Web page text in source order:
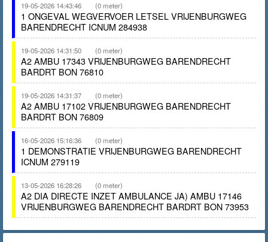
19-05-2026 14:43:46 (0 meter)
1 ONGEVAL WEGVERVOER LETSEL VRIJENBURGWEG
BARENDRECHT ICNUM 284938
19-05-2026 14:31:50 (0 meter)
A2 AMBU 17343 VRIJENBURGWEG BARENDRECHT
BARDRT BON 76810
19-05-2026 14:31:37 (0 meter)
A2 AMBU 17102 VRIJENBURGWEG BARENDRECHT
BARDRT BON 76809
16-05-2026 15:16:36 (0 meter)
1 DEMONSTRATIE VRIJENBURGWEG BARENDRECHT
ICNUM 279119
13-05-2026 16:28:26 (0 meter)
A2 DIA DIRECTE INZET AMBULANCE JA) AMBU 17146
VRIJENBURGWEG BARENDRECHT BARDRT BON 73953